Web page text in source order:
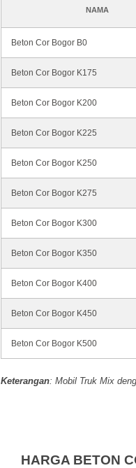
NAMA
Beton Cor Bogor B0
Beton Cor Bogor K175
Beton Cor Bogor K200
Beton Cor Bogor K225
Beton Cor Bogor K250
Beton Cor Bogor K275
Beton Cor Bogor K300
Beton Cor Bogor K350
Beton Cor Bogor K400
Beton Cor Bogor K450
Beton Cor Bogor K500
Keterangan: Mobil Truk Mix
HARGA BETON